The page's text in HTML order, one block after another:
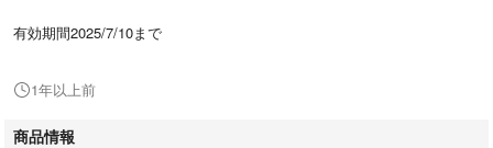
有効期間2025/7/10まで
1年以上前
商品情報